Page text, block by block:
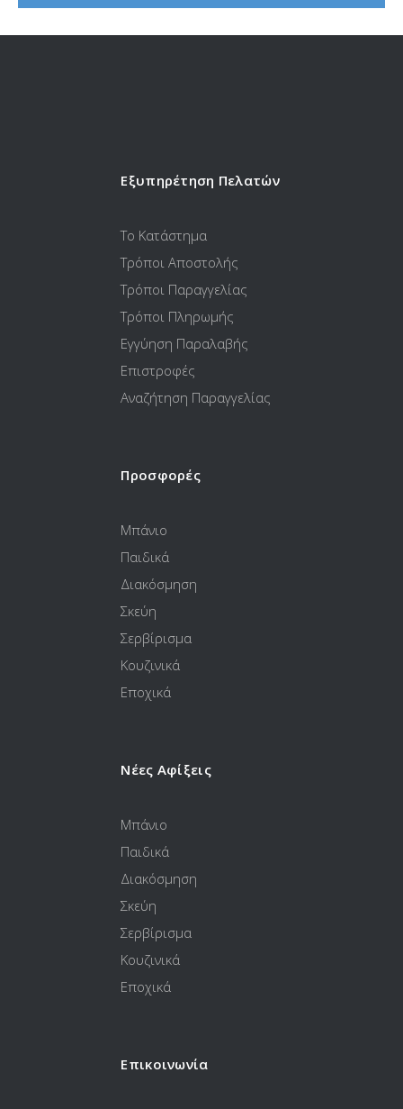
Εξυπηρέτηση Πελατών
Το Κατάστημα
Τρόποι Αποστολής
Τρόποι Παραγγελίας
Τρόποι Πληρωμής
Εγγύηση Παραλαβής
Επιστροφές
Αναζήτηση Παραγγελίας
Προσφορές
Μπάνιο
Παιδικά
Διακόσμηση
Σκεύη
Σερβίρισμα
Κουζινικά
Εποχικά
Νέες Αφίξεις
Μπάνιο
Παιδικά
Διακόσμηση
Σκεύη
Σερβίρισμα
Κουζινικά
Εποχικά
Επικοινωνία